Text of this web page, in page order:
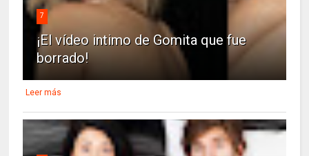
7
¡El vídeo intimo de Gomita que fue
borrado!
Leer más